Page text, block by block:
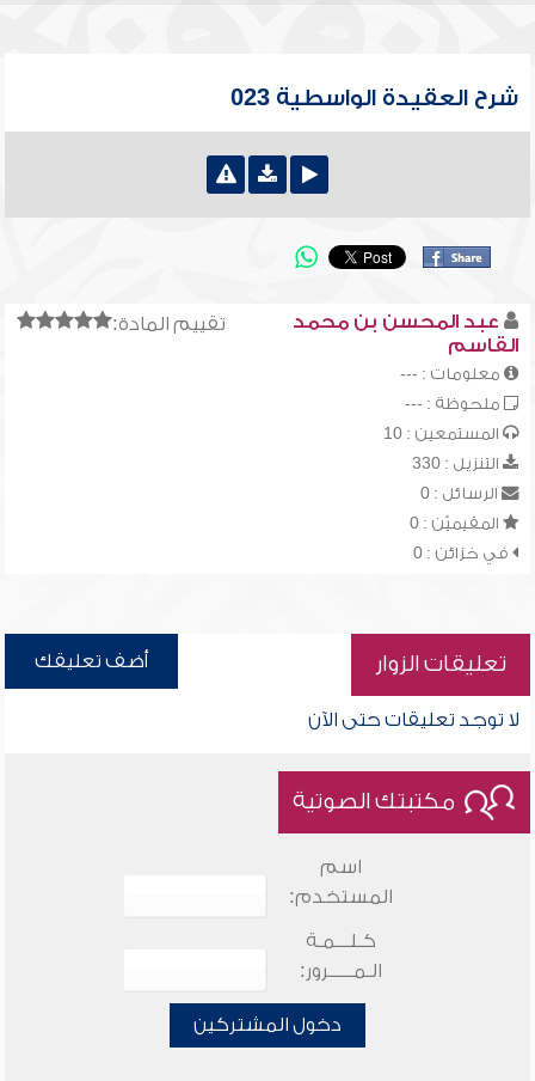
شرح العقيدة الواسطية 023
تقييم المادة:
عبد المحسن بن محمد
القاسم
معلومات : ---
ملحوظة : ---
المستمعين : 10
التنزيل : 330
الرسائل : 0
المقيميّن : 0
في خزائن : 0
تعليقات الزوار أضف تعليقك
لا توجد تعليقات حتى الآن
مكتبتك الصوتية
اسم
المستخدم:
كـلـــمـة
الـمـــــرور:
دخول المشتركين